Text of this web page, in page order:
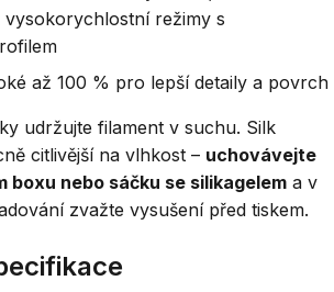
vysokorychlostní režimy s
až 100 % pro lepší detaily a povrch
udržujte filament v suchu. Silk
citlivější na vlhkost – uchovávejte
boxu nebo sáčku se silikagelem a v
zvažte vysušení před tiskem.